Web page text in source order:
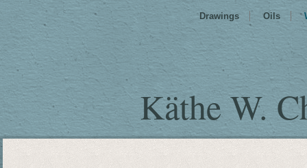
Drawings Oils
Käthe W.